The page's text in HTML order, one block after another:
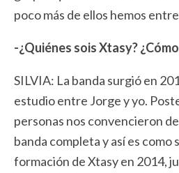
poco más de ellos hemos
-¿Quiénes sois Xtasy?
SILVIA: La banda surgió en
estudio entre Jorge y yo.
personas nos convencieron
banda completa y así es
formación de Xtasy en 2014,